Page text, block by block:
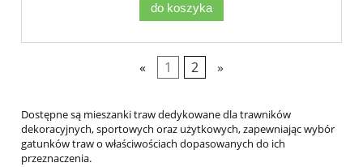
do koszyka
« 1 2 »
Dostępne są mieszanki traw dedykowane dla trawników
dekoracyjnych, sportowych oraz użytkowych, zapewniając wybór
gatunków traw o właściwościach dopasowanych do ich
przeznaczenia.